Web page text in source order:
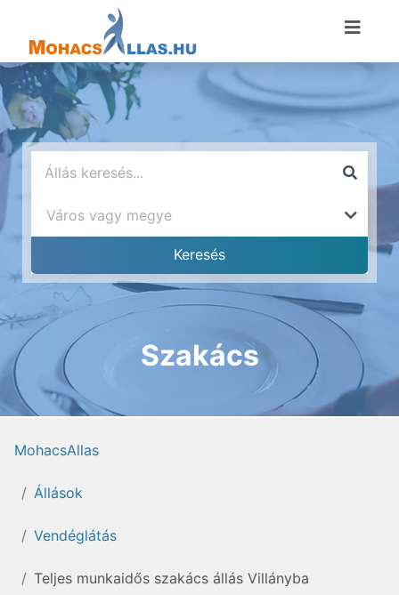
Szakács
MohacsAllas
Állások
Vendéglátás
Teljes munkaidős szakács állás Villányba